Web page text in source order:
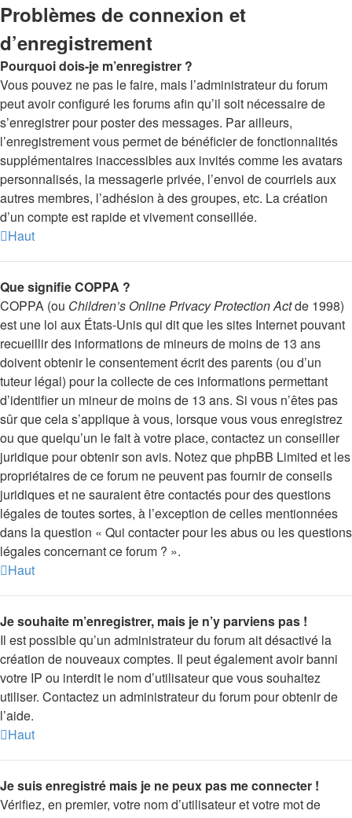
Problèmes de connexion et
d’enregistrement
Pourquoi dois-je m’enregistrer ?
Vous pouvez ne pas le faire, mais l’administrateur du forum
peut avoir configuré les forums afin qu’il soit nécessaire de
s’enregistrer pour poster des messages. Par ailleurs,
l’enregistrement vous permet de bénéficier de fonctionnalités
supplémentaires inaccessibles aux invités comme les avatars
personnalisés, la messagerie privée, l’envoi de courriels aux
autres membres, l’adhésion à des groupes, etc. La création
d’un compte est rapide et vivement conseillée.
Haut
Que signifie COPPA ?
COPPA (ou Children’s Online Privacy Protection Actde 1998)
est une loi aux États-Unis qui dit que les sites Internet pouvant
recueillir des informations de mineurs de moins de 13 ans
doivent obtenir le consentement écrit des parents (ou d’un
tuteur légal) pour la collecte de ces informations permettant
d’identifier un mineur de moins de 13 ans. Si vous n’êtes pas
sûr que cela s’applique à vous, lorsque vous vous enregistrez
ou que quelqu’un le fait à votre place, contactez un conseiller
juridique pour obtenir son avis. Notez que phpBB Limited et les
propriétaires de ce forum ne peuvent pas fournir de conseils
juridiques et ne sauraient être contactés pour des questions
légales de toutes sortes, à l’exception de celles mentionnées
dans la question « Qui contacter pour les abus ou les questions
légales concernant ce forum ? ».
Haut
Je souhaite m’enregistrer, mais je n’y parviens pas !
Il est possible qu’un administrateur du forum ait désactivé la
création de nouveaux comptes. Il peut également avoir banni
votre IP ou interdit le nom d’utilisateur que vous souhaitez
utiliser. Contactez un administrateur du forum pour obtenir de
l’aide.
Haut
Je suis enregistré mais je ne peux pas me connecter !
Vérifiez, en premier, votre nom d’utilisateur et votre mot de